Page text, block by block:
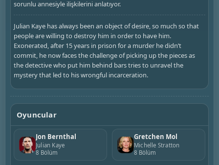
sorunlu annesiyle ilişkilerini anlatıyor.
Julian Kaye has always been an object of desire, so much so that
people are willing to destroy him in order to have him.
Exonerated, after 15 years in prison for a murder he didn’t
commit, he now faces the challenge of picking up the pieces as
the detective who put him behind bars tries to unravel the
mystery that led to his wrongful incarceration.
Oyuncular
Jon Bernthal
Julian Kaye
8 Bölüm
Gretchen Mol
Michelle Stratton
8 Bölüm